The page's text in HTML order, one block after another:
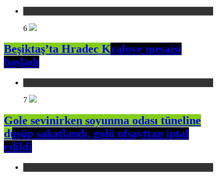
6
Beşiktaş’ta Hradec Kralove mesaisi
başladı
7
Gole sevinirken soyunma odası tüneline
düşüp sakatlandı, golü ofsayttan iptal
edildi